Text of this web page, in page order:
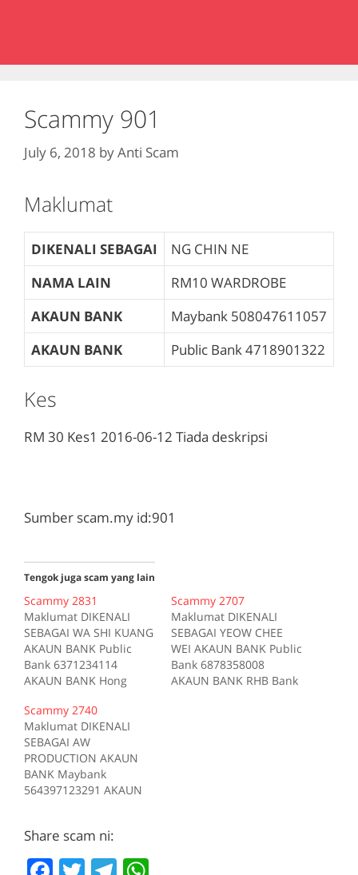
Scammy 901
July 6, 2018 byAnti Scam
Maklumat
DIKENALI SEBAGAI
NG CHIN NE
NAMA LAIN
RM10 WARDROBE
AKAUN BANK
Maybank 508047611057
AKAUN BANK
Public Bank 4718901322
Kes
RM 30 Kes1 2016-06-12 Tiada deskripsi
Sumber scam.my id:901
Tengok juga scam yang lain
Scammy 2831
Maklumat DIKENALI
SEBAGAI WA SHI KUANG
AKAUN BANK Public
Bank 6371234114
AKAUN BANK Hong
39200000667 AKAUN
BANK CIMB 7059737735
AKAUN BANK Maybank
155050405962 AKAUN
BANK RHB Bank
10407200031984 AKAUN
Sumber scam.my
id:2831
Scammy 2707
Maklumat DIKENALI
SEBAGAI YEOW CHEE
WEI AKAUN BANK Public
Bank 6878358008
AKAUN BANK RHB Bank
Scammy 2740
Maklumat DIKENALI
SEBAGAI AW
PRODUCTION AKAUN
BANK Maybank
564397123291 AKAUN
BANK Public Bank
BANK Hong Leong Bank
Share scam ni: